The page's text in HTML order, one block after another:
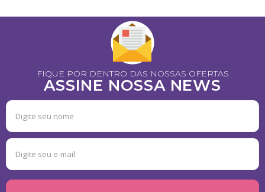
FIQUE POR DENTRO DAS NOSSAS OFERTAS
ASSINE NOSSA NEWS